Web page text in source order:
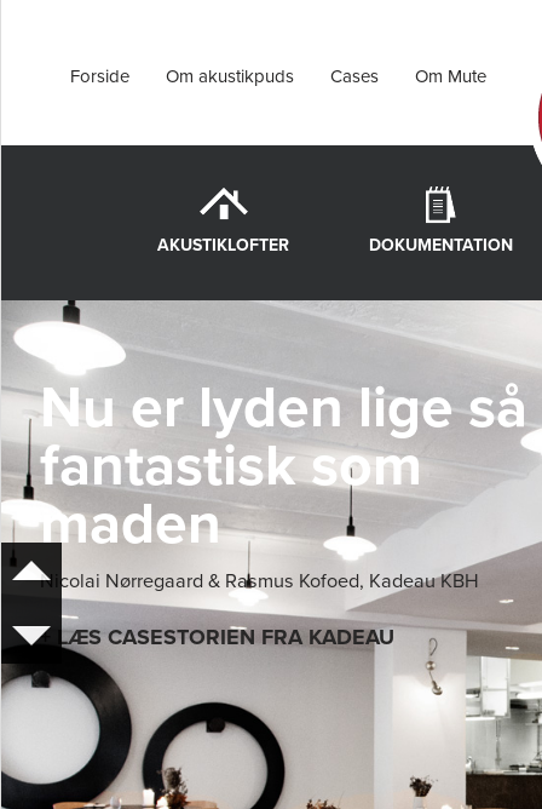
Om Mute
Cases
Om akustikpuds
Forside
DOKUMENTATION
AKUSTIKLOFTER
Nu er lyden lige så
fantastisk som
maden
Nicolai Nørregaard & Rasmus Kofoed, Kadeau KBH
+ LÆS CASESTORIEN FRA KADEAU